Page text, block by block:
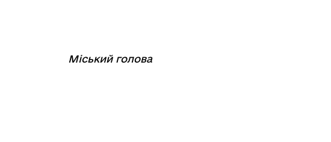
Міський голова⠀